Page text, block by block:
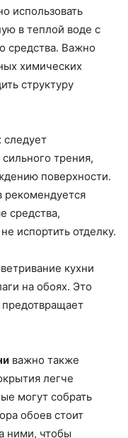
использовать
в теплой воде с
средства. Важно
химических
структуру
следует
трения,
поверхности.
рекомендуется
средства,
испортить отделку.
кухни
на обоях. Это
предотвращает
важно также
легче
могут собрать
обоев стоит
ними, чтобы